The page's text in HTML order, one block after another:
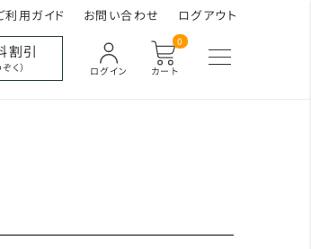
利用ガイド お問い合わせ ログアウト
カート
0
ログイン
割引
く）